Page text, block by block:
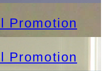
Promotion
Promotion